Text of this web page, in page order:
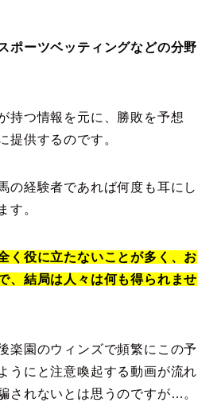
ポーツベッティングなどの分野
持つ情報を元に、勝敗を予想
提供するのです。
の経験者であれば何度も耳にし
す。
く役に立たないことが多く、お
、結局は人々は何も得られませ
楽園のウィンズで頻繁にこの予
うにと注意喚起する動画が流れ
されないとは思うのですが…。